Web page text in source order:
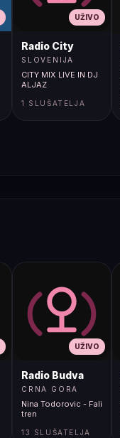
UŽIVO
Radio City
SLOVENIJA
CITY MIX LIVE IN DJ
ALJAZ
1 SLUŠATELJA
UŽIVO
Radio Budva
CRNA GORA
Nina Todorovic - Fali
tren
13 SLUŠATELJA